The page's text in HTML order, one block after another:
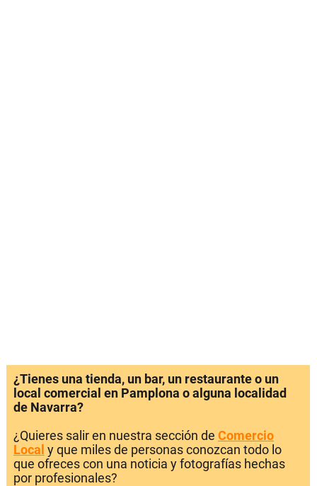
¿Tienes una tienda, un bar, un restaurante o un
local comercial en Pamplona o alguna localidad
de Navarra?
¿Quieres salir en nuestra sección de Comercio
Local y que miles de personas conozcan todo lo
que ofreces con una noticia y fotografías hechas
por profesionales?